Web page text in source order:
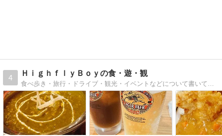
4
ＨｉｇｈｆｌｙＢｏｙの食・遊・観
食べ歩き・旅行・ドライブ・観光・イベントなどについて書いています。